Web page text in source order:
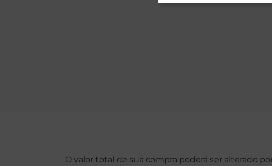
O valor total de sua compra poderá ser alterado